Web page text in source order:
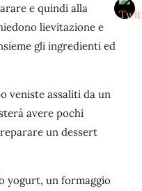
e quindi alla
lievitazione e
gli ingredienti ed
veniste assaliti da un
avere pochi
un dessert
yogurt, un formaggio